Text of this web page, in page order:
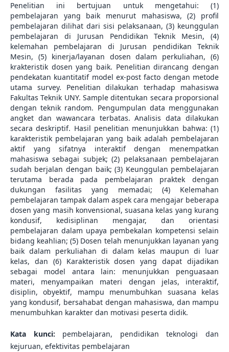
Penelitian ini bertujuan untuk mengetahui: (1)
pembelajaran yang baik menurut mahasiswa, (2) profil
pembelajaran dilihat dari sisi pelaksanaan, (3) keunggulan
pembelajaran di Jurusan Pendidikan Teknik Mesin, (4)
kelemahan pembelajaran di Jurusan pendidikan Teknik
Mesin, (5) kinerja/layanan dosen dalam perkuliahan, (6)
krakteristik dosen yang baik. Penelitian dirancang dengan
pendekatan kuantitatif model ex-post facto dengan metode
utama survey. Penelitian dilakukan terhadap mahasiswa
Fakultas Teknik UNY. Sample ditentukan secara proporsional
dengan teknik random. Pengumpulan data menggunakan
angket dan wawancara terbatas. Analisis data dilakukan
secara deskriptif. Hasil penelitian menunjukkan bahwa: (1)
karakteristik pembelajaran yang baik adalah pembelajaran
aktif yang sifatnya interaktif dengan menempatkan
mahasiswa sebagai subjek; (2) pelaksanaan pembelajaran
sudah berjalan dengan baik; (3) Keunggulan pembelajaran
terutama berada pada pembelajaran praktek dengan
dukungan fasilitas yang memadai; (4) Kelemahan
pembelajaran tampak dalam aspek cara mengajar beberapa
dosen yang masih konvensional, suasana kelas yang kurang
kondusif, kedisiplinan mengajar, dan orientasi
pembelajaran dalam upaya pembekalan kompetensi selain
bidang keahlian; (5) Dosen telah menunjukkan layanan yang
baik dalam perkuliahan di dalam kelas maupun di luar
kelas, dan (6) Karakteristik dosen yang dapat dijadikan
sebagai model antara lain: menunjukkan penguasaan
materi, menyampaikan materi dengan jelas, interaktif,
disiplin, obyektif, mampu menumbuhkan suasana kelas
yang kondusif, bersahabat dengan mahasiswa, dan mampu
menumbuhkan karakter dan motivasi peserta didik.
Kata kunci: pembelajaran, pendidikan teknologi dan
kejuruan, efektivitas pembelajaran